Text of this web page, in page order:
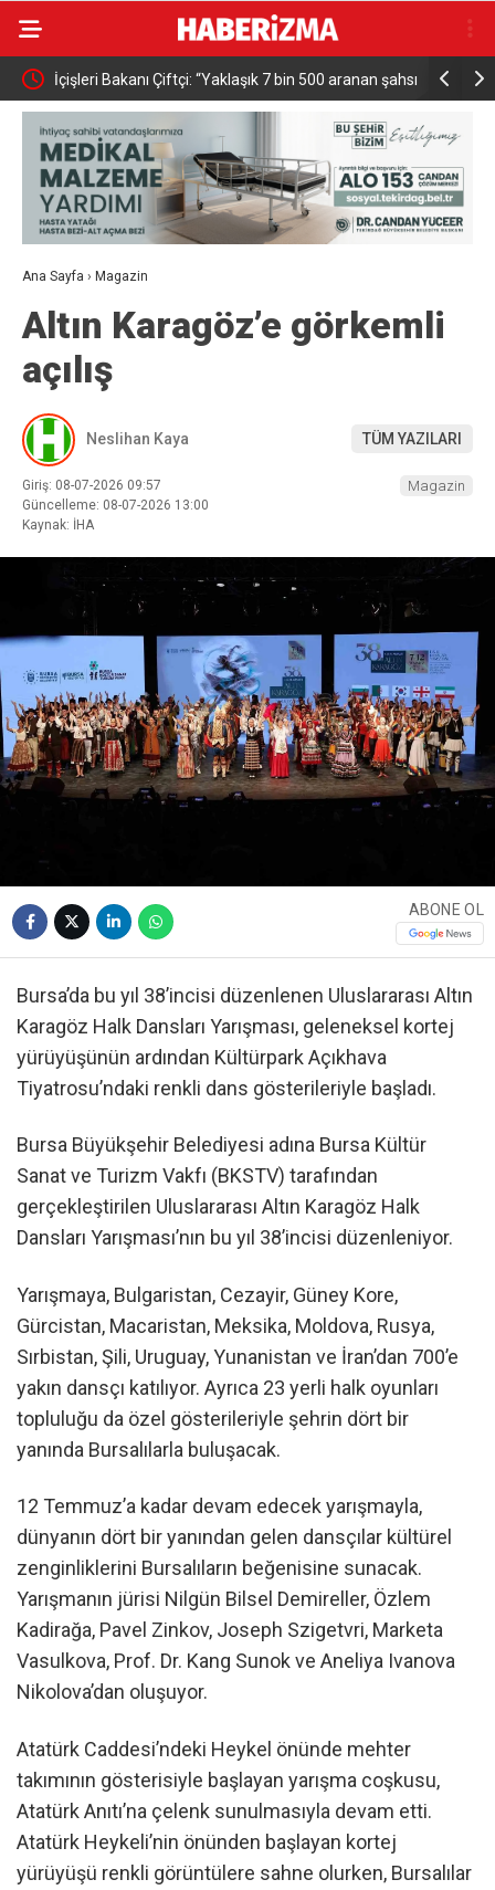
en İçişleri Bakanı Çiftçi: “Yaklaşık 7 bin 500 aranan şahsı
bu yılın ilk 7 yılında yakalamış durumdayız”
Adalet
Ana Sayfa › Magazin
Altın Karagöz’e görkemli
açılış
Neslihan Kaya TÜM YAZILARI
Giriş: 08-07-2026 09:57
Güncelleme: 08-07-2026 13:00
Kaynak: İHA
Magazin
ABONE OL
Bursa’da bu yıl 38’incisi düzenlenen Uluslararası Altın
Karagöz Halk Dansları Yarışması, geleneksel kortej
yürüyüşünün ardından Kültürpark Açıkhava
Tiyatrosu’ndaki renkli dans gösterileriyle başladı.
Bursa Büyükşehir Belediyesi adına Bursa Kültür
Sanat ve Turizm Vakfı (BKSTV) tarafından
gerçekleştirilen Uluslararası Altın Karagöz Halk
Dansları Yarışması’nın bu yıl 38’incisi düzenleniyor.
Yarışmaya, Bulgaristan, Cezayir, Güney Kore,
Gürcistan, Macaristan, Meksika, Moldova, Rusya,
Sırbistan, Şili, Uruguay, Yunanistan ve İran’dan 700’e
yakın dansçı katılıyor. Ayrıca 23 yerli halk oyunları
topluluğu da özel gösterileriyle şehrin dört bir
yanında Bursalılarla buluşacak.
12 Temmuz’a kadar devam edecek yarışmayla,
dünyanın dört bir yanından gelen dansçılar kültürel
zenginliklerini Bursalıların beğenisine sunacak.
Yarışmanın jürisi Nilgün Bilsel Demireller, Özlem
Kadirağa, Pavel Zinkov, Joseph Szigetvri, Marketa
Vasulkova, Prof. Dr. Kang Sunok ve Aneliya Ivanova
Nikolova’dan oluşuyor.
Atatürk Caddesi’ndeki Heykel önünde mehter
takımının gösterisiyle başlayan yarışma coşkusu,
Atatürk Anıtı’na çelenk sunulmasıyla devam etti.
Atatürk Heykeli’nin önünden başlayan kortej
yürüyüşü renkli görüntülere sahne olurken, Bursalılar